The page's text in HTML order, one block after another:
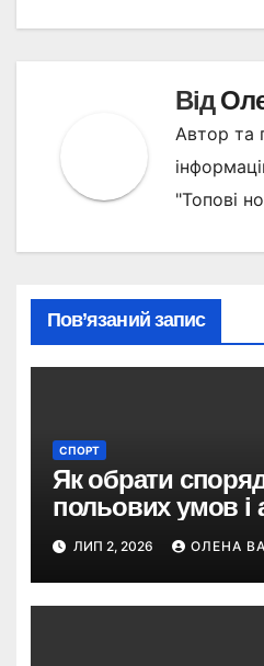
Від
Автор та
"Топові
Пов’язаний запис
СПОРТ
Як обрати
польових умов і
відпочинку
ЛИП 2, 2026 ОЛЕНА